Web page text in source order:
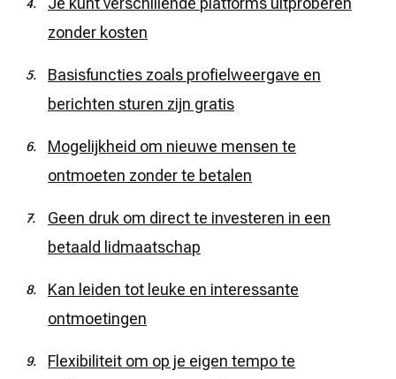
zonder kosten
Basisfuncties zoals profielweergave en
berichten sturen zijn gratis
Mogelijkheid om nieuwe mensen te
ontmoeten zonder te betalen
Geen druk om direct te investeren in een
betaald lidmaatschap
Kan leiden tot leuke en interessante
ontmoetingen
Flexibiliteit om op je eigen tempo te